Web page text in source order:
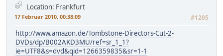
Location: Frankfurt
17 Februar 2010, 00:38:09 #1205
http://www.amazon.de/Tombstone-Directors-Cut-2-
DVDs/dp/B002AKD3MU/ref=sr_1_1?
ie=UTF8&s=dvd&qid=1266359835&sr=1-1